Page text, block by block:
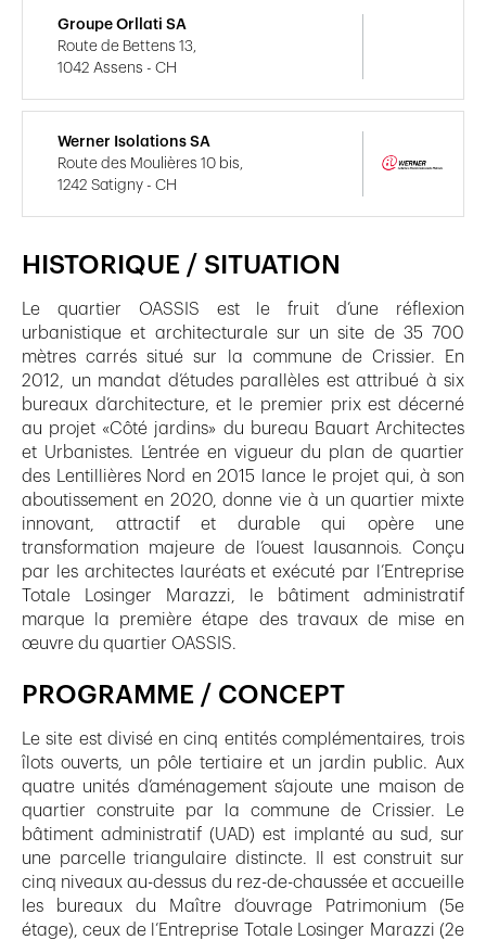
HISTORIQUE / SITUATION
Le quartier OASSIS est le fruit d’une réflexion
urbanistique et architecturale sur un site de 35 700
mètres carrés situé sur la commune de Crissier. En
2012, un mandat d’études parallèles est attribué à six
bureaux d’architecture, et le premier prix est décerné
au projet «Côté jardins» du bureau Bauart Architectes
et Urbanistes. L’entrée en vigueur du plan de quartier
des Lentillières Nord en 2015 lance le projet qui, à son
aboutissement en 2020, donne vie à un quartier mixte
innovant, attractif et durable qui opère une
transformation majeure de l’ouest lausannois. Conçu
par les architectes lauréats et exécuté par l’Entreprise
Totale Losinger Marazzi, le bâtiment administratif
marque la première étape des travaux de mise en
œuvre du quartier OASSIS.
PROGRAMME / CONCEPT
Le site est divisé en cinq entités complémentaires, trois
îlots ouverts, un pôle tertiaire et un jardin public. Aux
quatre unités d’aménagement s’ajoute une maison de
quartier construite par la commune de Crissier. Le
bâtiment administratif (UAD) est implanté au sud, sur
une parcelle triangulaire distincte. Il est construit sur
cinq niveaux au-dessus du rez-de-chaussée et accueille
les bureaux du Maître d’ouvrage Patrimonium (5e
étage), ceux de l’Entreprise Totale Losinger Marazzi (2e
Groupe Orllati SA
Route de Bettens 13,
1042 Assens - CH
Werner Isolations SA
Route des Moulières 10 bis,
1242 Satigny - CH